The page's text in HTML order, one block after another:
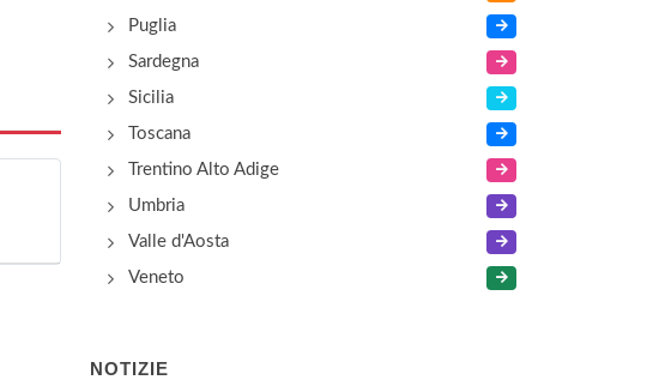
Puglia
Sardegna
Sicilia
Toscana
Trentino Alto Adige
Umbria
Valle d'Aosta
Veneto
NOTIZIE